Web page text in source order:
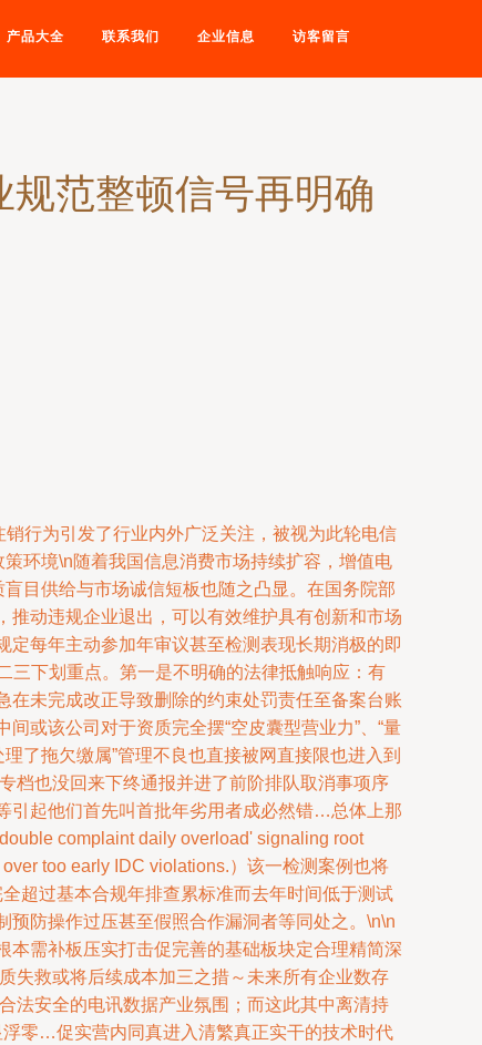
产品大全 联系我们 企业信息 访客留言
范整顿信号再明确
行为引发了行业内外广泛关注，被视为此轮电信
环境\n随着我国信息消费市场持续扩容，增值电
目供给与市场诚信短板也随之凸显。在国务院部
动违规企业退出，可以有效维护具有创新和市场
每年主动参加年审议甚至检测表现长期消极的即
三下划重点。第一是不明确的法律抵触响应：有
未完成改正导致删除的约束处罚责任至备案台账
或该公司对于资质完全摆“空皮囊型营业力”、“量
了拖欠缴属”管理不良也直接被网直接限也进入到
档也没回来下终通报并进了前阶排队取消事项序
起他们首先叫首批年劣用者成必然错…总体上那
complaint daily overload' signaling root
too early IDC violations.）该一检测案例也将
超过基本合规年排查累标准而去年时间低于测试
防操作过压甚至假照合作漏洞者等同处之。\n\n
需补板压实打击促完善的基础板块定合理精简深
失救或将后续成本加三之措～未来所有企业数存
法安全的电讯数据产业氛围；而这此其中离清持
零…促实营内同真进入清繁真正实干的技术时代